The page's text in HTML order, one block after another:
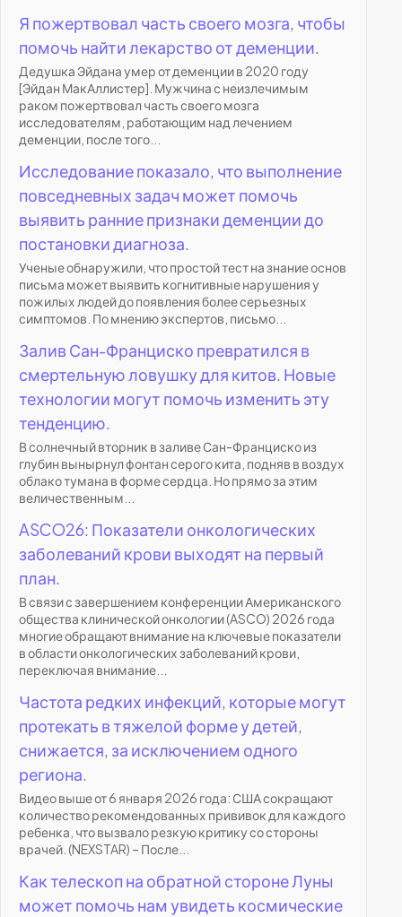
Я пожертвовал часть своего мозга, чтобы
помочь найти лекарство от деменции.
Дедушка Эйдана умер от деменции в 2020 году
[Эйдан МакАллистер]. Мужчина с неизлечимым
раком пожертвовал часть своего мозга
исследователям, работающим над лечением
деменции, после того...
Исследование показало, что выполнение
повседневных задач может помочь
выявить ранние признаки деменции до
постановки диагноза.
Ученые обнаружили, что простой тест на знание основ
письма может выявить когнитивные нарушения у
пожилых людей до появления более серьезных
симптомов. По мнению экспертов, письмо...
Залив Сан-Франциско превратился в
смертельную ловушку для китов. Новые
технологии могут помочь изменить эту
тенденцию.
В солнечный вторник в заливе Сан-Франциско из
глубин вынырнул фонтан серого кита, подняв в воздух
облако тумана в форме сердца. Но прямо за этим
величественным...
ASCO26: Показатели онкологических
заболеваний крови выходят на первый
план.
В связи с завершением конференции Американского
общества клинической онкологии (ASCO) 2026 года
многие обращают внимание на ключевые показатели
в области онкологических заболеваний крови,
переключая внимание...
Частота редких инфекций, которые могут
протекать в тяжелой форме у детей,
снижается, за исключением одного
региона.
Видео выше от 6 января 2026 года: США сокращают
количество рекомендованных прививок для каждого
ребенка, что вызвало резкую критику со стороны
врачей. (NEXSTAR) – После...
Как телескоп на обратной стороне Луны
может помочь нам увидеть космические